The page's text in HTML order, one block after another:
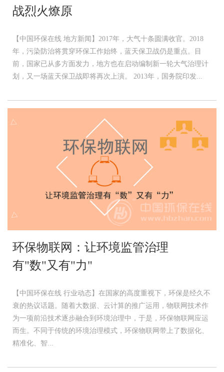
战烈火燎原
【中国环保在线 地方新闻】2017年，大气十条圆满收官。2018
年，污染防治将贯穿环保工作始终，蓝天保卫战仍是重点。目
前，国家已从多方面发力，地方也在启动编制新一轮大气治理计
划，又一场蓝天保卫战即将再次上演。 2013年，国务院印发...
环保物联网：让环境监管治理
有"数"又有"力"
【中国环保在线 行业动态】在国家的高度重视下，环保是经久不
衰的热议话题。随着大数据、云计算的推广运用，物联网技术作
为一项前沿技术逐步融合到环境治理中，于是，环保物联网应运
而生。不同于传统的环境治理模式，环保物联网带上了数据化、
精准化、智...